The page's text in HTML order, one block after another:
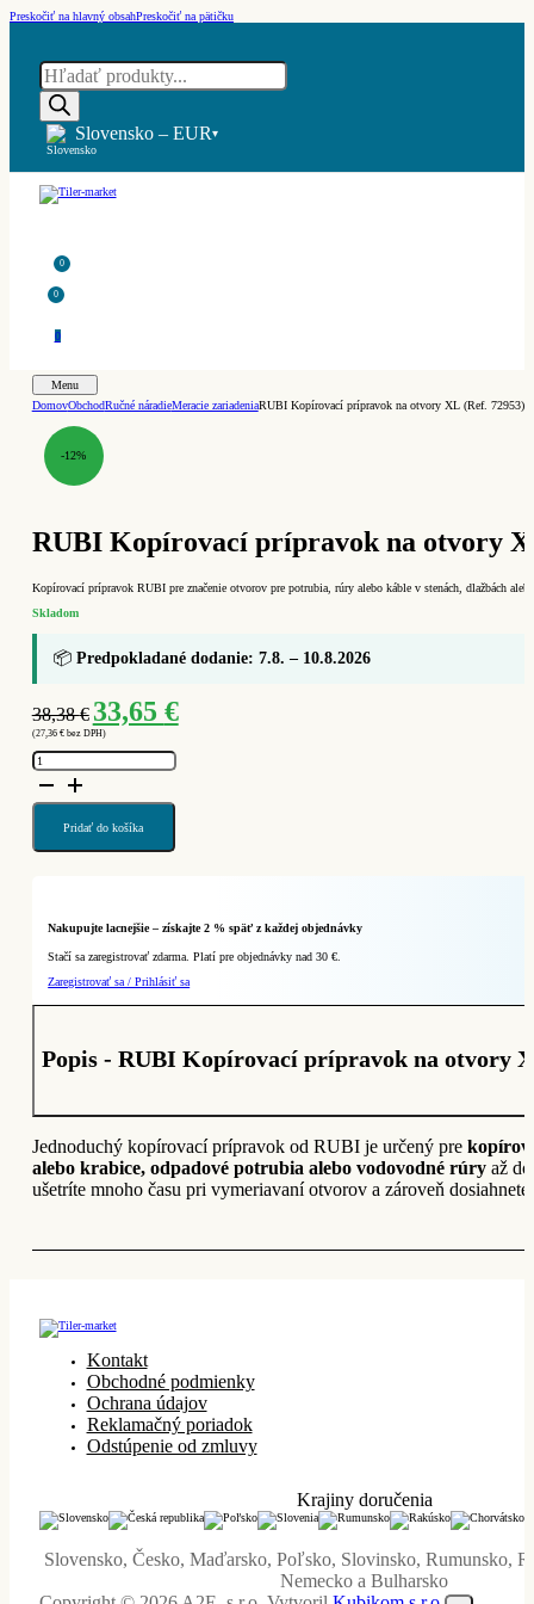
Preskočiť na hlavný obsahPreskočiť na pätičku
Products
search
Slovensko – EUR▾
0
0
0
Menu
DomovObchodRučné náradieMeracie zariadeniaRUBI Kopírovací prípravok na otvory XL (Ref. 72953)
-12%
RUBI Kopírovací prípravok na otvory
Kopírovací prípravok RUBI pre značenie otvorov pre potrubia, rúry alebo káble v stenách, dlažbách
Skladom
📦 Predpokladané dodanie: 7.8. – 10.8.2026
38,38€ Pôvodná
cena
bola:
38,38 €.
33,65 €Aktuálna
cena
(27,36 €bez DPH)
množstvo
RUBI
Kopírovací
prípravok
na
(Ref.
Pridať do košíka
Nakupujte lacnejšie – získajte 2 % späť z každej objednávky
Stačí sa zaregistrovať zdarma. Platí pre objednávky nad 30 €.
Zaregistrovať sa / Prihlásiť sa
Popis - RUBI Kopírovací prípravok na otvory
Jednoduchý kopírovací prípravok od RUBI je určený pre
alebo krabice, odpadové potrubia alebo vodovodné rúryaž do
ušetríte mnoho času pri vymeriavaní otvorov a zároveň
Kontakt
Obchodné podmienky
Ochrana údajov
Reklamačný poriadok
Odstúpenie od zmluvy
Krajiny doručenia
Slovensko, Česko, Maďarsko, Poľsko, Slovinsko, Rumunsko,
Nemecko a Bulharsko